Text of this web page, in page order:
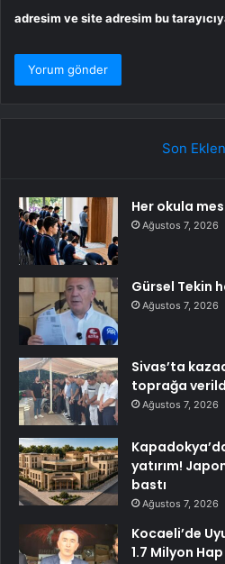
adresim ve site adresim bu
Son
Her okula
Ağustos 7, 2026
Gürsel Tekin
Ağustos 7, 2026
Sivas’ta
toprağa
Ağustos 7, 2026
yatırım!
bastı
Ağustos 7, 2026
Kocaeli’de
1.7 Milyon